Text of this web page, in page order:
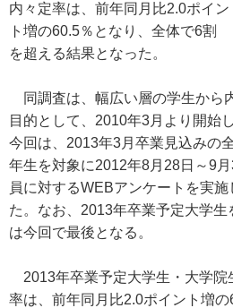
内々定率は、前年同月比2.0ポイン
ト増の60.5％となり、全体で6割
を超える結果となった。
同調査は、幅広い層の学生から
目的として、2010年3月より開始
今回は、2013年3月卒業見込みの
年生を対象に2012年8月28日～9
員に対するWEBアンケートを実
た。なお、2013年卒業予定大学
は今回で最後となる。
2013年卒業予定大学生・大学院
率は、前年同月比2.0ポイント増